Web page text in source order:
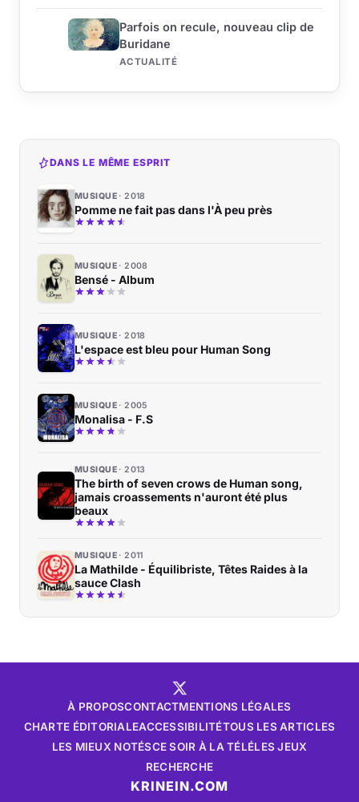
Parfois on recule, nouveau clip de
Buridane
ACTUALITÉ
DANS LE MÊME ESPRIT
MUSIQUE 2018
Pomme ne fait pas dans l'À peu près
MUSIQUE 2008
Bensé - Album
MUSIQUE 2018
L'espace est bleu pour Human Song
MUSIQUE 2005
Monalisa - F.S
MUSIQUE 2013
The birth of seven crows de Human song,
jamais croassements n'auront été plus
beaux
MUSIQUE 2011
La Mathilde - Équilibriste, Têtes Raides à la
sauce Clash
À PROPOSCONTACTMENTIONS LÉGALES
CHARTE ÉDITORIALEACCESSIBILITÉTOUS LES ARTICLES
LES MIEUX NOTÉSCE SOIR À LA TÉLÉLES JEUX
RECHERCHE
KRINEIN.COM